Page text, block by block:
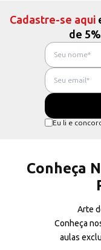
Cadastre-se aqui
de
Eu li e
Conheça
Arte
Conheça
aulas